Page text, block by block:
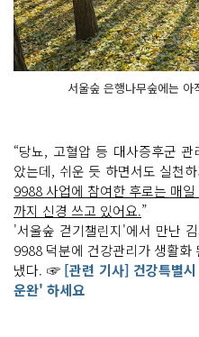
서울숲 은행나무숲에는
“당뇨, 고혈압 등 대사증후군
았는데, 쉬운 듯 하면서도 실천
9988 사업에 참여한 후로는 매
까지 신경 쓰고 있어요.”
'서울숲 걷기챌린지'에서 만난
9988 덕분에 건강관리가 생활화
냈다. ☞[관련 기사] 건강특별
운완' 하세요